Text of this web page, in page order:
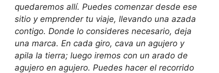
quedaremos allí. Puedes comenzar desde ese
sitio y emprender tu viaje, llevando una azada
contigo. Donde lo consideres necesario, deja
una marca. En cada giro, cava un agujero y
apila la tierra; luego iremos con un arado de
agujero en agujero. Puedes hacer el recorrido